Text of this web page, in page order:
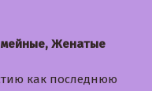
Женатые
как последнюю